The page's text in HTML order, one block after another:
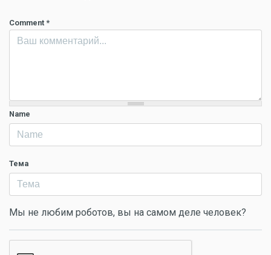
Comment *
Name
Тема
Мы не любим роботов, вы на самом деле человек?